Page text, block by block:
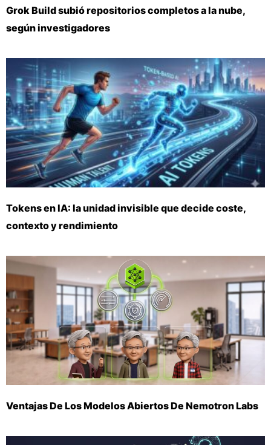
Grok Build subió repositorios completos a la nube,
según investigadores
Tokens en IA: la unidad invisible que decide coste,
contexto y rendimiento
Ventajas De Los Modelos Abiertos De Nemotron Labs